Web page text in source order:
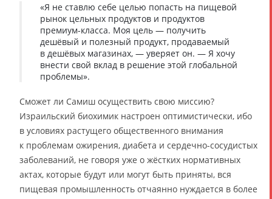
«Я не ставлю себе целью попасть на пищевой
рынок цельных продуктов и продуктов
премиум-класса. Моя цель — получить
дешёвый и полезный продукт, продаваемый
в дешёвых магазинах, — уверяет он. — Я хочу
внести свой вклад в решение этой глобальной
проблемы».
Сможет ли Самиш осуществить свою миссию?
Израильский биохимик настроен оптимистически, ибо
в условиях растущего общественного внимания
к проблемам ожирения, диабета и сердечно-сосудистых
заболеваний, не говоря уже о жёстких нормативных
актах, которые будут или могут быть приняты, вся
пищевая промышленность отчаянно нуждается в более